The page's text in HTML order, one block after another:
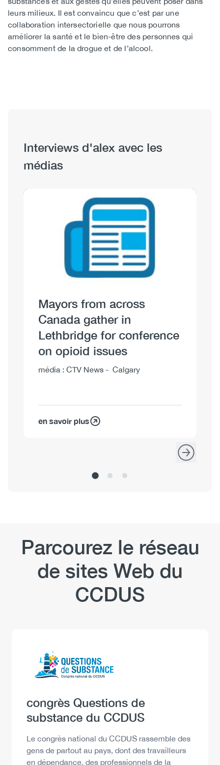
leurs milieux. Il est convaincu que c’est par une
collaboration intersectorielle que nous pourrons
améliorer la santé et le bien-être des personnes qui
consomment de la drogue et de l’alcool.
Interviews d'alex avec les
médias
Image
Image
Mayors from across
Canada gather in
Lethbridge for conference
on opioid issues
Body
média : CTV News - Calgary
en savoir plus
Parcourez le réseau
de sites Web du
CCDUS
Heading
congrès Questions de
substance du CCDUS
Description
Le congrès national du CCDUS rassemble des
gens de partout au pays, dont des travailleurs
en dépendance, des professionnels de la